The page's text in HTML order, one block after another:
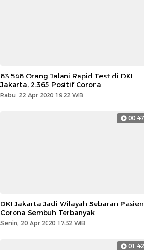
63.546 Orang Jalani Rapid Test di DKI
Jakarta, 2.365 Positif Corona
Rabu, 22 Apr 2020 19:22 WIB
00:47
DKI Jakarta Jadi Wilayah Sebaran Pasien
Corona Sembuh Terbanyak
Senin, 20 Apr 2020 17:32 WIB
01:42